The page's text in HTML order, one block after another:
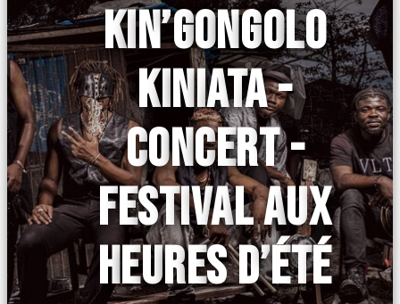
KIN’GONGOLO
KINIATA -
CONCERT -
FESTIVAL AUX
HEURES D’ÉTÉ